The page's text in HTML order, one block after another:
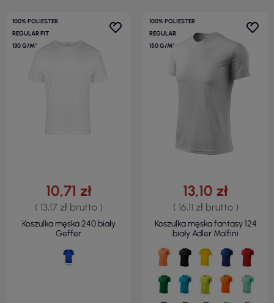
100% POLIESTER
REGULAR FIT
130 G/M²
10,71 zł
( 13,17 zł brutto )
Koszulka męska 240 biały
Geffer
100% POLIESTER
REGULAR
150 G/M²
13,10 zł
( 16,11 zł brutto )
Koszulka męska fantasy 124
biały Adler Malfini